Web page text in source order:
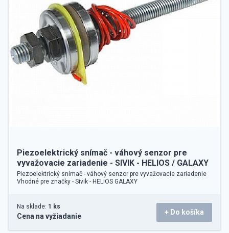
Piezoelektrický snímač - váhový senzor pre
vyvažovacie zariadenie - SIVIK - HELIOS / GALAXY
Piezoelektrický snímač - váhový senzor pre vyvažovacie zariadenie
Vhodné pre značky - Sivik - HELIOS GALAXY
Na sklade: 1 ks
Cena na vyžiadanie + Do košíka